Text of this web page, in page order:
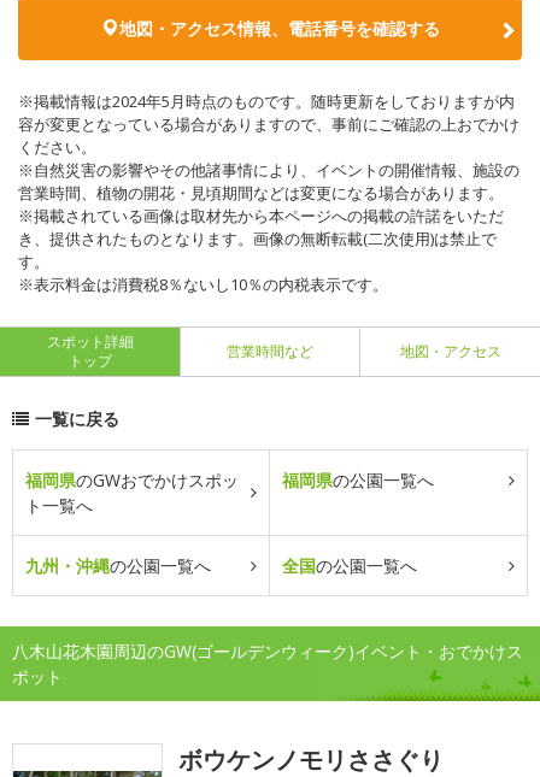
地図・アクセス情報、電話番号を確認する
※掲載情報は2024年5月時点のものです。随時更新をしておりますが内
容が変更となっている場合がありますので、事前にご確認の上おでかけ
ください。
※自然災害の影響やその他諸事情により、イベントの開催情報、施設の
営業時間、植物の開花・見頃期間などは変更になる場合があります。
※掲載されている画像は取材先から本ページへの掲載の許諾をいただ
き、提供されたものとなります。画像の無断転載(二次使用)は禁止で
す。
※表示料金は消費税8％ないし10％の内税表示です。
スポット詳細
トップ
営業時間など 地図・アクセス
一覧に戻る
福岡県のGWおでかけスポッ
ト一覧へ
福岡県の公園一覧へ
九州・沖縄の公園一覧へ 全国の公園一覧へ
八木山花木園周辺のGW(ゴールデンウィーク)イベント・おでかけス
ポット
ボウケンノモリささぐり